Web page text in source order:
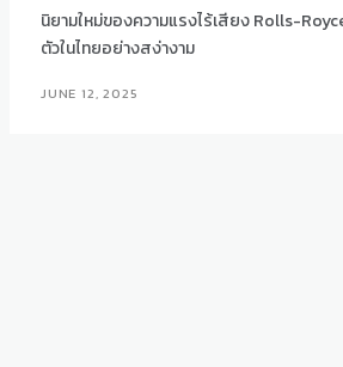
นิยามใหม่ของความแรงไร้เสียง Rolls-
ตัวในไทยอย่างสง่างาม
JUNE 12, 2025